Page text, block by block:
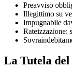
Preavviso
Illegittimo su
Impugnabile
Rateizzazione:
La Tutela